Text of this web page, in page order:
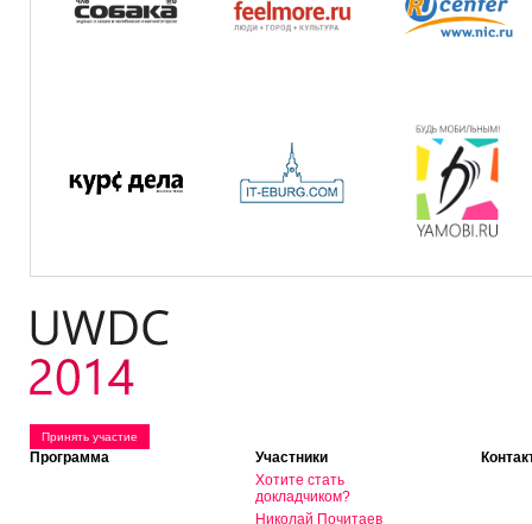
Принять участие
Программа
Участники
Хотите стать
докладчиком?
Николай Почитаев